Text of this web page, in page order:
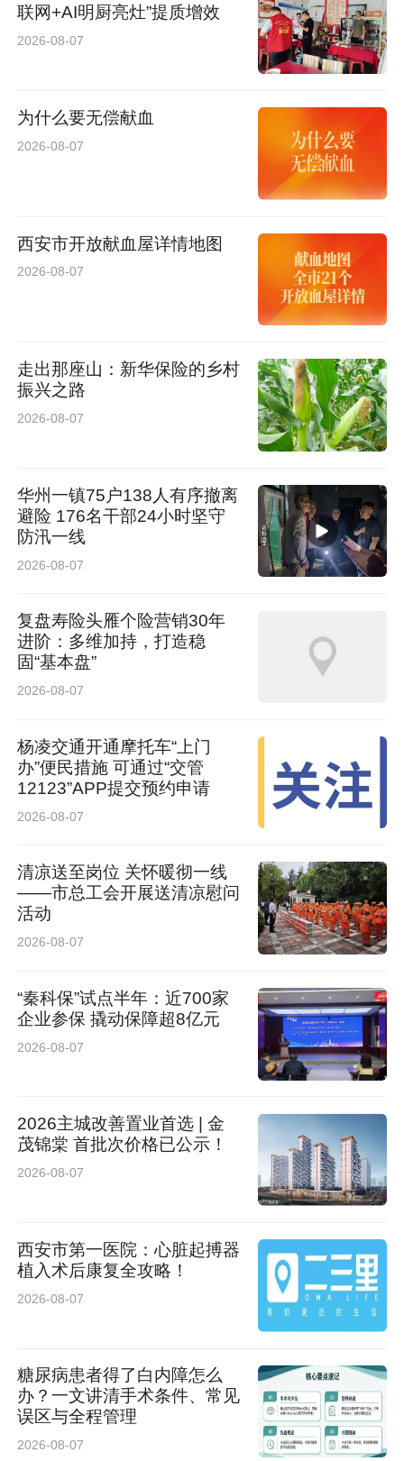
本，医疗安全是不可逾越的底线，优质服务必须
兼顾质量、安全与运行效率。
求，各职能部门要常态化开展培训、督导、整改
工作，形成全流程督导链条；各科室主任要切实
履行第一责任人职责，带领全体人员深学细悟各
项制度规范，将核心制度、操作标准、服务理念
融入病历书写、医嘱下达、手术操作、医患沟通
等每一项临床工作中，科室质控员做实做细日常
此次全面提升医疗质量管理启动会的召开，标志
着陕西省核工业二一五医院医疗质量管理工作迈
入系统化、精细化、常态化发展新阶段。下一
守“以人民健康为中心”的发展理念，严格恪守医
疗卫生行业各项规章制度，绷紧质量安全之弦，
细化管理举措、补齐发展短板、优化服务品质，
的工作作风、过硬的医疗质量守护群众生命健
康，奋力推动医院实现高质量可持续发展。
联网+AI明厨亮灶”提质增效
2026-08-07
为什么要无偿献血
2026-08-07
西安市开放献血屋详情地图
2026-08-07
走出那座山：新华保险的乡村
振兴之路
2026-08-07
华州一镇75户138人有序撤离
避险 176名干部24小时坚守
防汛一线
2026-08-07
复盘寿险头雁个险营销30年
进阶：多维加持，打造稳
固“基本盘”
2026-08-07
杨凌交通开通摩托车“上门
办”便民措施 可通过“交管
12123”APP提交预约申请
2026-08-07
清凉送至岗位 关怀暖彻一线
——市总工会开展送清凉慰问
活动
2026-08-07
“秦科保”试点半年：近700家
企业参保 撬动保障超8亿元
2026-08-07
2026主城改善置业首选 | 金
茂锦棠 首批次价格已公示！
2026-08-07
西安市第一医院：心脏起搏器
植入术后康复全攻略！
2026-08-07
糖尿病患者得了白内障怎么
办？一文讲清手术条件、常见
误区与全程管理
2026-08-07